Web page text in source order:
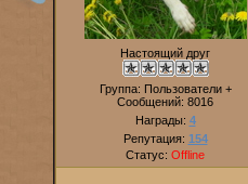
Настоящий друг
Группа: Пользователи +
Сообщений: 8016
Награды: 4
Репутация: 154
Статус: Offline